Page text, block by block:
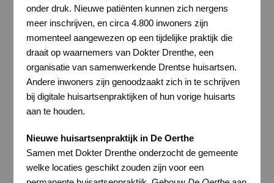
onder druk. Nieuwe patiënten kunnen zich nergens
meer inschrijven, en circa 4.800 inwoners zijn
momenteel aangewezen op een tijdelijke praktijk die
draait op waarnemers van Dokter Drenthe, een
organisatie van samenwerkende Drentse huisartsen.
Andere inwoners zijn genoodzaakt zich in te schrijven
bij digitale huisartsenpraktijken of hun vorige huisarts
aan te houden.
Nieuwe huisartsenpraktijk in De Oerthe
Samen met Dokter Drenthe onderzocht de gemeente
welke locaties geschikt zouden zijn voor een